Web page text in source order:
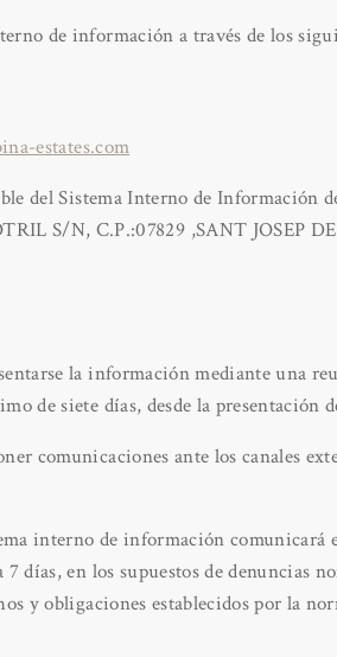
de información a través de los
estates.com
del Sistema Interno de Información
S/N, C.P.:07829 ,SANT JOSEP
la información mediante una
de siete días, desde la presentación
comunicaciones ante los canales
interno de información comunicará
días, en los supuestos de denuncias
y obligaciones establecidos por la